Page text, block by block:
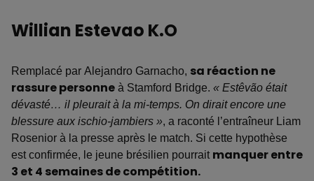
Willian Estevao K.O
Remplacé par Alejandro Garnacho, sa réaction ne
rassure personneà Stamford Bridge. « Estêvão était
dévasté… il pleurait à la mi-temps. On dirait encore une
blessure aux ischio-jambiers », a raconté l’entraîneur Liam
Rosenior à la presse après le match. Si cette hypothèse
est confirmée, le jeune brésilien pourraitmanquer entre
3 et 4 semaines de compétition.